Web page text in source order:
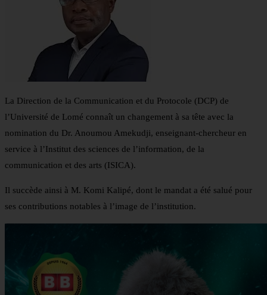
La Direction de la Communication et du Protocole (DCP) de
l’Université de Lomé connaît un changement à sa tête avec la
nomination du Dr. Anoumou Amekudji, enseignant-chercheur en
service à l’Institut des sciences de l’information, de la
communication et des arts (ISICA).
Il succède ainsi à M. Komi Kalipé, dont le mandat a été salué pour
ses contributions notables à l’image de l’institution.